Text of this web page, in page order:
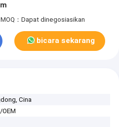
MOQ：Dapat dinegosiasikan
bicara sekarang
Cina